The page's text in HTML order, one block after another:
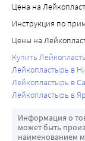
Цена на
Инструкция по
Цены на
Купить
Лейкопластырь в
Лейкопластырь в
Лейкопластырь в
Информация о
может быть
наименованием